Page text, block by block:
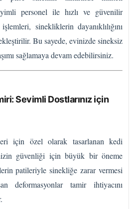
personel ile hızlı ve güvenilir
sinekliklerin dayanıklılığını
Bu sayede, evinizde sineksiz
sağlamaya devam edebilirsiniz.
Sevimli Dostlarınız için
için özel olarak tasarlanan kedi
güvenliği için büyük bir öneme
patileriyle sinekliğe zarar vermesi
deformasyonlar tamir ihtiyacını